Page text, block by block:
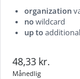
organization
nowildcard
up to
48,33 kr.
Månedlig